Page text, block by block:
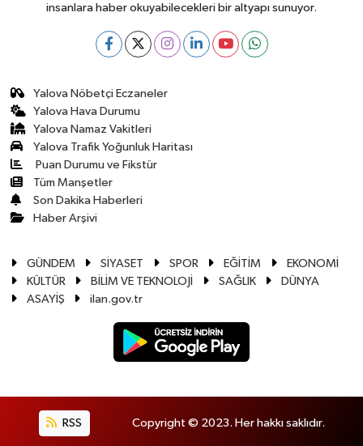
insanlara haber okuyabilecekleri bir altyapı sunuyor.
Yalova Nöbetçi Eczaneler
Yalova Hava Durumu
Yalova Namaz Vakitleri
Yalova Trafik Yoğunluk Haritası
Puan Durumu ve Fikstür
Tüm Manşetler
Son Dakika Haberleri
Haber Arşivi
GÜNDEM SİYASET SPOR EĞİTİM
EKONOMİ
KÜLTÜR
BİLİM VE TEKNOLOJİ SAĞLIK
DÜNYA
ASAYİŞ
ilan.gov.tr
RSS Copyright © 2023. Her hakkı saklıdır.